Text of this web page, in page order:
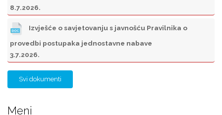
8.7.2026.
Izvješće o savjetovanju s javnošću Pravilnika o
provedbi postupaka jednostavne nabave
3.7.2026.
Svi dokumenti
Meni